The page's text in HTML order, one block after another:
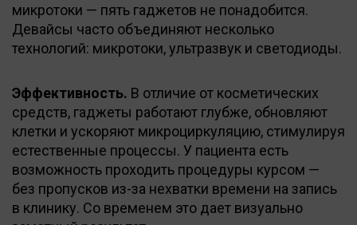
микротоки — пять гаджетов не понадобится.
Девайсы часто объединяют несколько
технологий: микротоки, ультразвук и светодиоды.
Эффективность. В отличие от косметических
средств, гаджеты работают глубже, обновляют
клетки и ускоряют микроциркуляцию, стимулируя
естественные процессы. У пациента есть
возможность проходить процедуры курсом —
без пропусков из-за нехватки времени на запись
в клинику. Со временем это дает визуально